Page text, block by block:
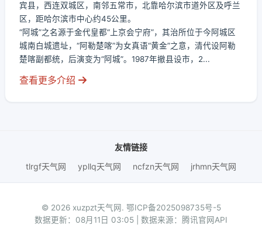
宾县，西连双城区，南邻五常市，北靠哈尔滨市道外区及呼兰
区，距哈尔滨市中心约45公里。
“阿城”之名源于金代皇都“上京会宁府”，其治所位于今阿城区
城南白城遗址，“阿勒楚喀”为女真语“黄金”之意，清代设阿勒
楚喀副都统，后演变为“阿城”。1987年撤县设市，2...
查看更多介绍
友情链接
tlrgf天气网
ypllq天气网 ncfzn天气网 jrhmn天气网
© 2026 xuzpzt天气网. 鄂ICP备2025098735号-5
数据更新：08月11日 03:05 | 数据来源：腾讯官网API